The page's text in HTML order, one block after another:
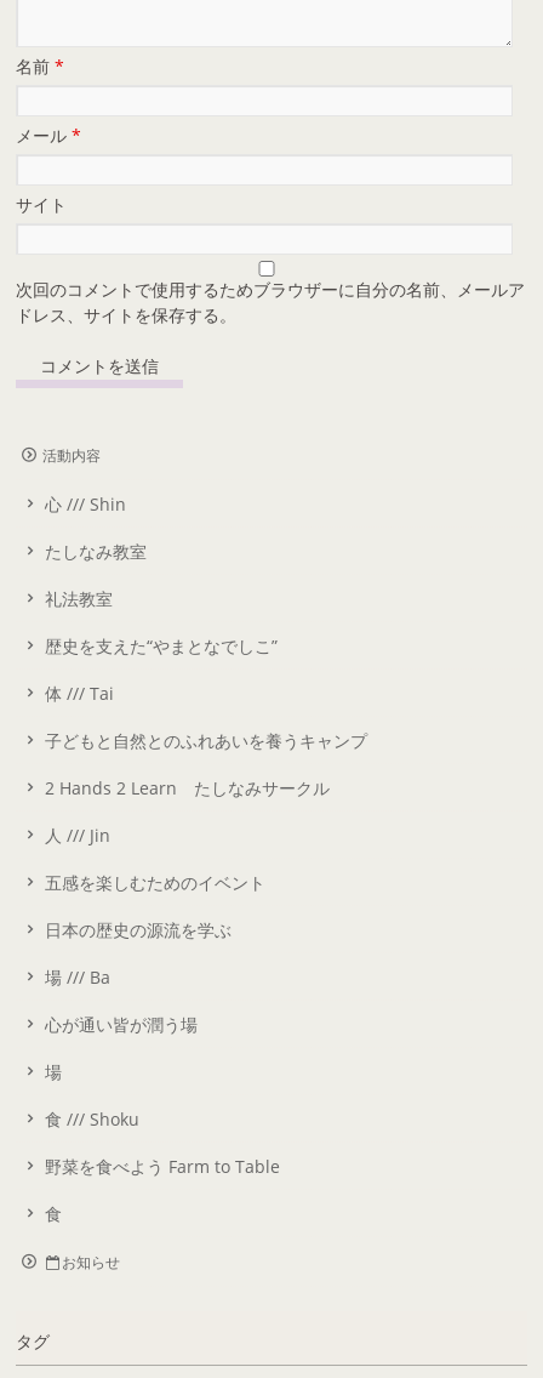
名前*
メール*
サイト
次回のコメントで使用するためブラウザーに自分の名前、メールア
ドレス、サイトを保存する。
活動内容
心 /// Shin
たしなみ教室
礼法教室
歴史を支えた“やまとなでしこ”
体 /// Tai
子どもと自然とのふれあいを養うキャンプ
2 Hands 2 Learn たしなみサークル
人 /// Jin
五感を楽しむためのイベント
日本の歴史の源流を学ぶ
場 /// Ba
心が通い皆が潤う場
場
食 /// Shoku
野菜を食べよう Farm to Table
食
お知らせ
タグ